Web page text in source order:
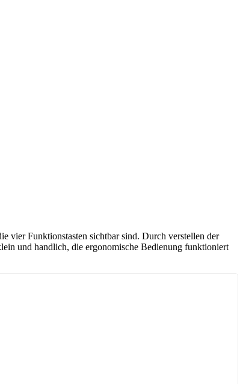
vier Funktionstasten sichtbar sind. Durch verstellen der
und handlich, die ergonomische Bedienung funktioniert